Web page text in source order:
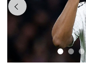
Previous